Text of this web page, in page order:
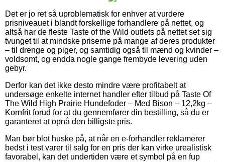
Det er jo ret så uproblematisk for enhver at vurdere
prisniveauet i blandt forskellige forhandlere på nettet, og
altså har de fleste Taste of the Wild outlets på nettet set sig
tvunget til at mindske priserne på mange af deres produkter
– til drenge og piger, og samtidig også til mænd og kvinder –
voldsomt, og endda nogle gange frembyde levering uden
gebyr.
Derfor kan det ikke desto mindre være profitabelt at
undersøge enkelte internet handler efter tilbud på Taste Of
The Wild High Prairie Hundefoder – Med Bison – 12,2kg –
Kornfrit forud for at du gennemfører din bestilling, så du er
garanteret at opnå den billigste pris.
Man bør blot huske på, at når en e-forhandler reklamerer
bedst i test varer til salg for en pris der kan virke urealistisk
favorabel, kan det undertiden være et symbol på en fup